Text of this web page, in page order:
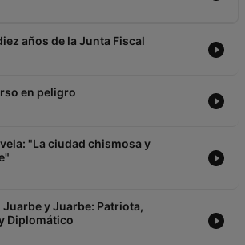
años de la Junta Fiscal
en peligro
"La ciudad chismosa y
Juarbe y Juarbe: Patriota,
Diplomático